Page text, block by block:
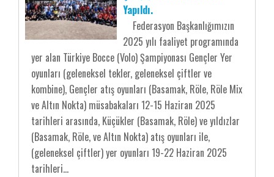
Yapıldı.
Federasyon Başkanlığımızın
2025 yılı faaliyet programında
yer alan Türkiye Bocce (Volo) Şampiyonası Gençler Yer
oyunları (geleneksel tekler, geleneksel çiftler ve
kombine), Gençler atış oyunları (Basamak, Röle, Röle Mix
ve Altın Nokta) müsabakaları 12-15 Haziran 2025
tarihleri arasında, Küçükler (Basamak, Röle) ve yıldızlar
(Basamak, Röle, ve Altın Nokta) atış oyunları ile,
(geleneksel çiftler) yer oyunları 19-22 Haziran 2025
tarihleri...